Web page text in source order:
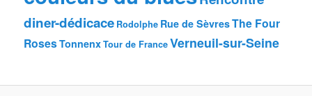
diner-dédicace Rodolphe Rue de SèvresThe Four
RosesTonnenxTour de FranceVerneuil-sur-Seine